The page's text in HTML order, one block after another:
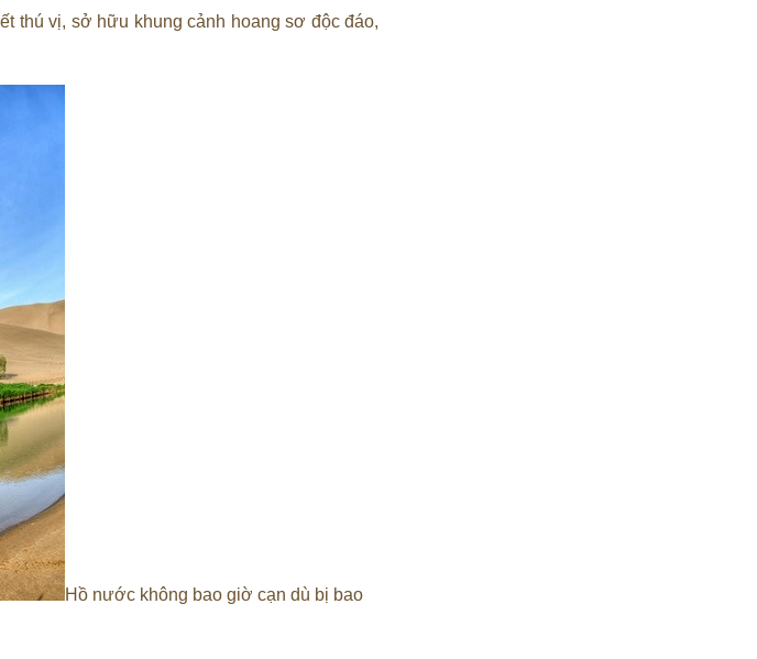
thú vị, sở hữu khung cảnh hoang sơ độc đáo,
Hồ nước không bao giờ cạn dù bị bao